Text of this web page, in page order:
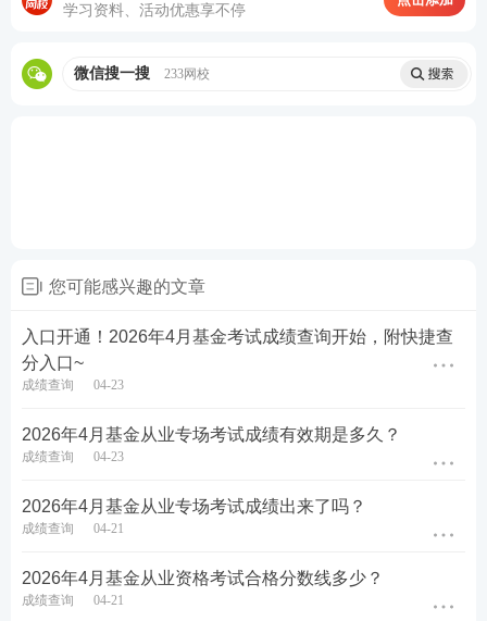
一，或者在国家有关部门、科研院所、高等教育机构
的，
可以不参加 金融市场基础知识测试
书吧！
学习资料、活动优惠享不停
微信搜一搜 233网校
您可能感兴趣的文章
入口开通！2026年4月基金考试成绩查询开始，附快捷查
分入口~
成绩查询 04-23
2026年4月基金从业专场考试成绩有效期是多久？
成绩查询 04-23
2026年4月基金从业专场考试成绩出来了吗？
成绩查询 04-21
2026年4月基金从业资格考试合格分数线多少？
成绩查询 04-21